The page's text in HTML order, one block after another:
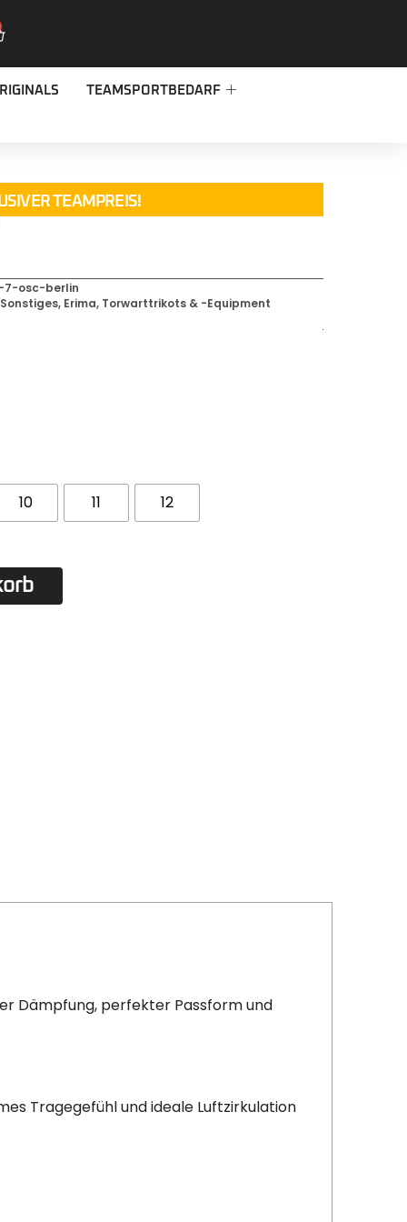
TEAMSPORTBEDARF
TEAMPREIS!
7-osc-berlin
Sonstiges, Erima, Torwarttrikots & -Equipment
10 11 12
Dämpfung, perfekter Passform und
Tragegefühl und ideale Luftzirkulation